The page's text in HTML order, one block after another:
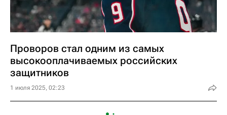
Проворов стал одним из самых
высокооплачиваемых российских
защитников
1 июля 2025, 02:23